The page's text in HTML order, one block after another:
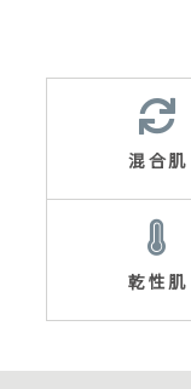
混合肌
乾性肌